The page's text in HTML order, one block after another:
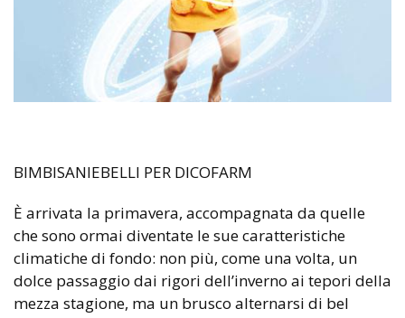
BIMBISANIEBELLI PER DICOFARM
È arrivata la primavera, accompagnata da quelle
che sono ormai diventate le sue caratteristiche
climatiche di fondo: non più, come una volta, un
dolce passaggio dai rigori dell’inverno ai tepori della
mezza stagione, ma un brusco alternarsi di bel